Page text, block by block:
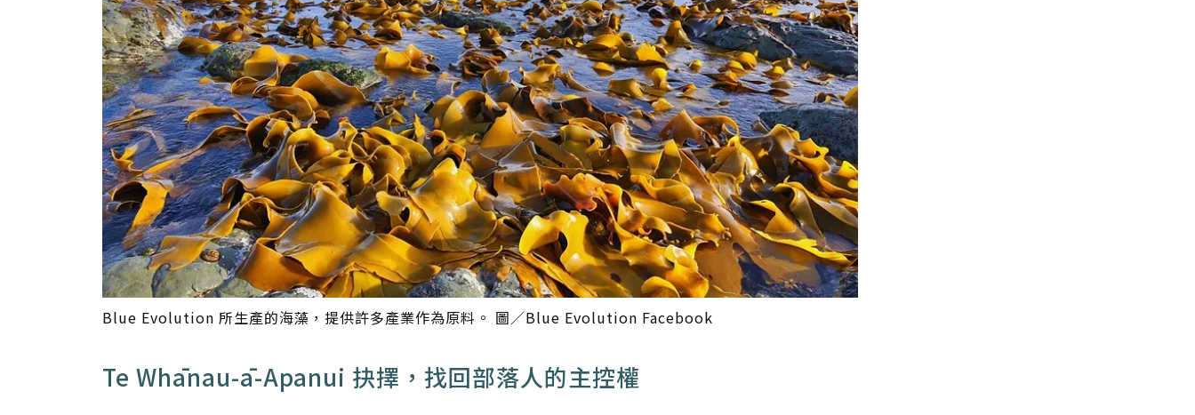
Blue Evolution 所生產的海藻，提供許多產業作為原料。 圖／Blue Evolution Facebook
Te Whānau-ā-Apanui 抉擇，找回部落人的主控權